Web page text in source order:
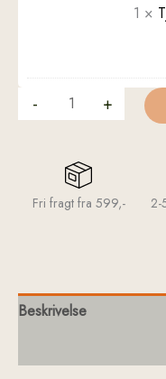
1 ×
- +
Fri fragt fra 599,- 2-
Beskrivelse